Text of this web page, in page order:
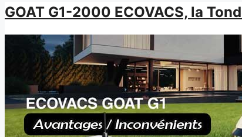
GOAT G1-2000 ECOVACS, la